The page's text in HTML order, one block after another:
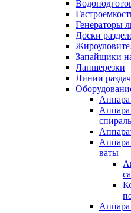
Генераторы
Доски
Запайщики
Лапшерезки
Линии
ваты